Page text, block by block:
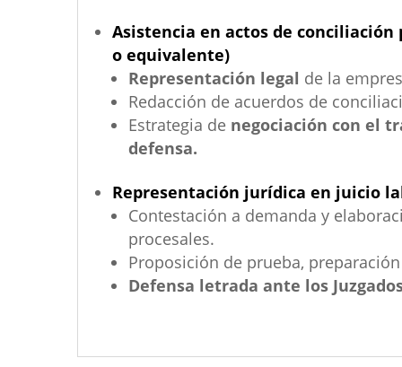
Asistencia en actos de conciliación
o equivalente)
Representación legal de la
Redacción de acuerdos de
Estrategia de negociación con el
defensa.
Representación jurídica en juicio
Contestación a demanda y
procesales.
Proposición de prueba,
Defensa letrada ante los